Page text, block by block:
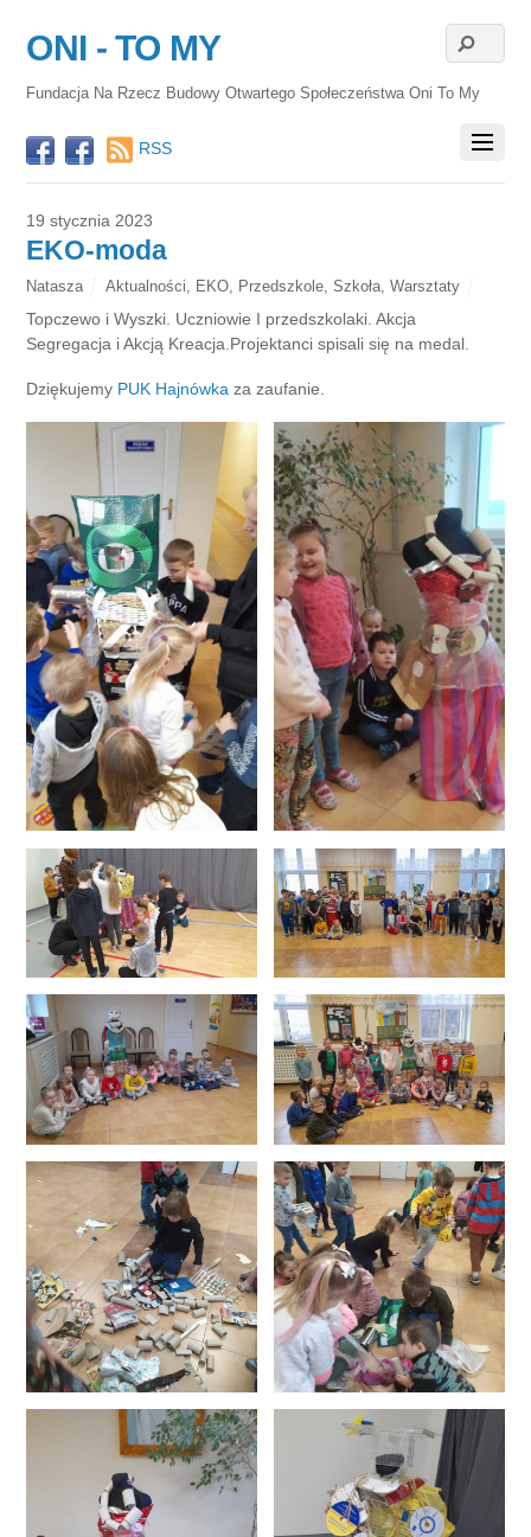
ONI - TO MY
Fundacja Na Rzecz Budowy Otwartego Społeczeństwa Oni To My
RSS
19 stycznia 2023
EKO-moda
Natasza Aktualności EKO Przedszkole Szkoła Warsztaty
Topczewo i Wyszki. Uczniowie I przedszkolaki. Akcja
Segregacja i Akcją Kreacja.Projektanci spisali się na medal.
Dziękujemy PUK Hajnówka za zaufanie.